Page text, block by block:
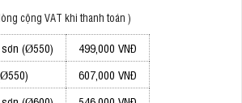
cộng VAT khi thanh toán )
sơn (Ø550)
499,000 VNĐ
607,000 VNĐ